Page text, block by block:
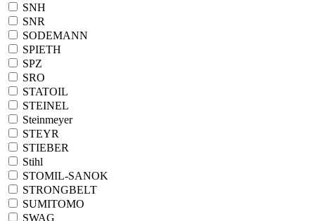
SNH
SNR
SODEMANN
SPIETH
SPZ
SRO
STATOIL
STEINEL
Steinmeyer
STEYR
STIEBER
Stihl
STOMIL-SANOK
STRONGBELT
SUMITOMO
SWAG